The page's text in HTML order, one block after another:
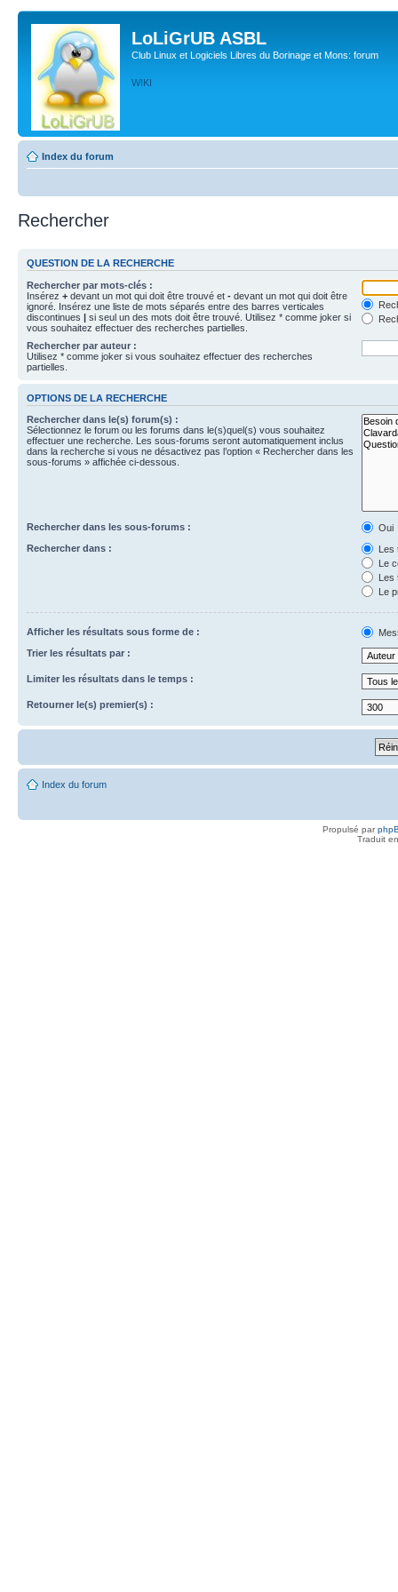
LoLiGrUB ASBL
Club Linux et Logiciels Libres du Borinage et Mons: forum
WIKI
Index du forum
Rechercher
QUESTION DE LA RECHERCHE
Rechercher par mots-clés :
Insérez + devant un mot qui doit être trouvé et - devant un mot qui doit être
ignoré. Insérez une liste de mots séparés entre des barres verticales
discontinues | si seul un des mots doit être trouvé. Utilisez * comme joker si
vous souhaitez effectuer des recherches partielles.
Rechercher par auteur :
Utilisez * comme joker si vous souhaitez effectuer des recherches
partielles.
OPTIONS DE LA RECHERCHE
Rechercher dans le(s) forum(s) :
Sélectionnez le forum ou les forums dans le(s)quel(s) vous souhaitez
effectuer une recherche. Les sous-forums seront automatiquement inclus
dans la recherche si vous ne désactivez pas l’option « Rechercher dans les
sous-forums » affichée ci-dessous.
Rechercher dans les sous-forums :
Oui
Rechercher dans :
Les
Le
Les
Le
Afficher les résultats sous forme de :
Trier les résultats par :
Limiter les résultats dans le temps :
Retourner le(s) premier(s) :
Index du forum
Propulsé par
Traduit